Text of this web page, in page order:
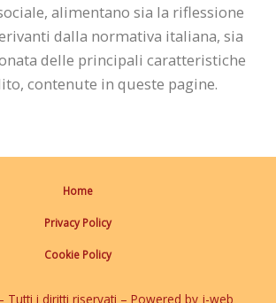
alimentano sia la riflessione
dalla normativa italiana, sia
delle principali caratteristiche
contenute in queste pagine.
Home
Privacy Policy
Cookie Policy
Tutti i diritti riservati – Powered by j-web